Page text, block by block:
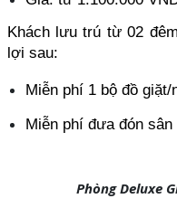
Khách lưu trú từ 02
lợi sau:
Miễn phí 1 bộ đồ
Miễn phí đưa đón sân
Phòng Deluxe